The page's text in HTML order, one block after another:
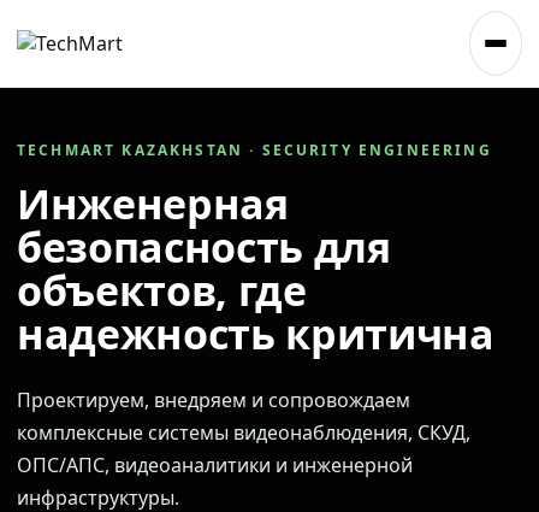
TECHMART KAZAKHSTAN · SECURITY ENGINEERING
Инженерная
безопасность для
объектов, где
надежность критична
Проектируем, внедряем и сопровождаем
комплексные системы видеонаблюдения, СКУД,
ОПС/АПС, видеоаналитики и инженерной
инфраструктуры.